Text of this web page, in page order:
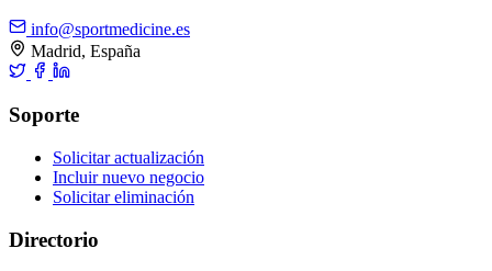
info@sportmedicine.es
Madrid, España
Soporte
Solicitar actualización
Incluir nuevo negocio
Solicitar eliminación
Directorio